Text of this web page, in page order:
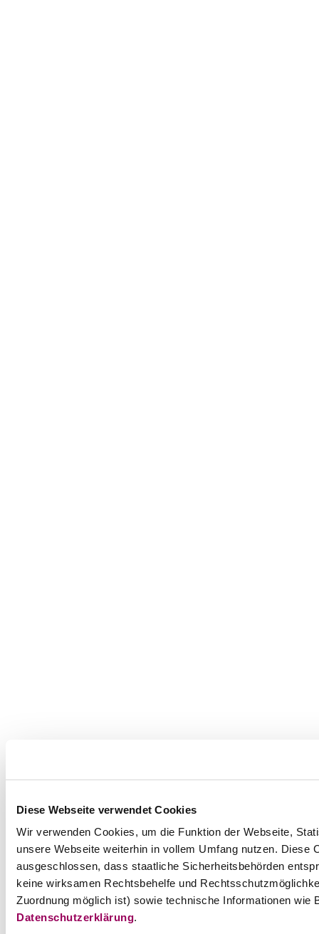
Diese Webseite verwendet Cookies
Wir verwenden Cookies, um die Funktion der Webseite,
unsere Webseite weiterhin in vollem Umfang nutzen.
ausgeschlossen, dass staatliche Sicherheitsbehörden
keine wirksamen Rechtsbehelfe und
Zuordnung möglich ist) sowie technische Informationen
Datenschutzerklärung.